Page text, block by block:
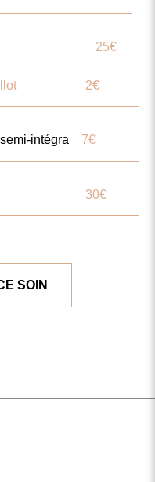
25€
2€
semi-intégra 7€
30€
SOIN